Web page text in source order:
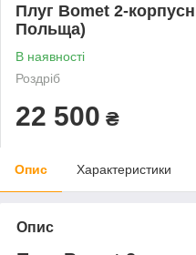
Плуг Bomet 2-
Польща)
В наявності
Роздріб
22 500 ₴
Опис Характеристики
Опис